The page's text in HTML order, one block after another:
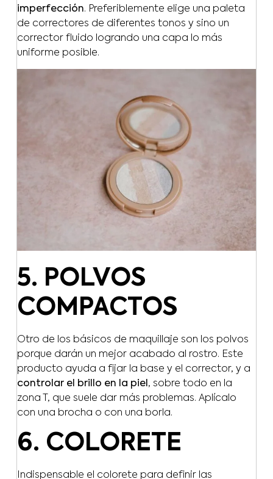
imperfección. Preferiblemente elige una paleta
de correctores de diferentes tonos y sino un
corrector fluido logrando una capa lo más
uniforme posible.
5. POLVOS
COMPACTOS
Otro de los básicos de maquillaje son los polvos
porque darán un mejor acabado al rostro. Este
producto ayuda a fijar la base y el corrector, y a
controlar el brillo en la piel , sobre todo en la
zona T, que suele dar más problemas. Aplícalo
con una brocha o con una borla.
6. COLORETE
Indispensable el colorete para definir las